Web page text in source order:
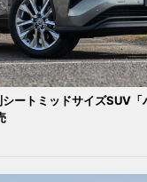
ートミッドサイズSUV